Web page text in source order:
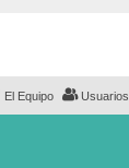
Usuarios
El Equipo